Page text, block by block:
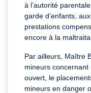
à l’autorité
garde d’enfants,
prestations
encore à la
Par ailleurs, Maître
mineurs concernant
ouvert, le
mineurs en danger